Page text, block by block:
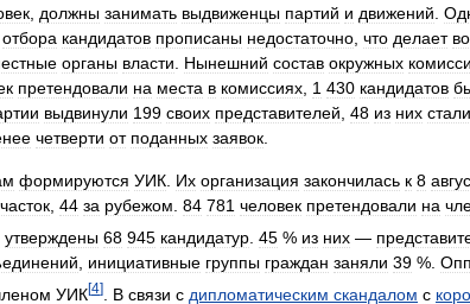
, должны занимать выдвиженцы партий и движений.
отбора кандидатов прописаны недостаточно, что делает
органы власти. Нынешний состав окружных
претендовали на места в комиссиях, 1 430 кандидатов
выдвинули 199 своих представителей, 48 из них стали
четверти от поданных заявок.
формируются УИК. Их организация закончилась к 8
, 44 за рубежом. 84 781 человек претендовали на
утверждены 68 945 кандидатур 45 % из них —
инициативные группы граждан заняли 39 %.
УИК[4] В связи с дипломатическим скандалом с